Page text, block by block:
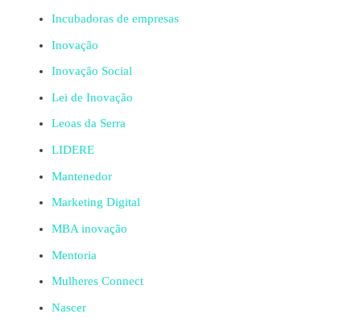
Incubadoras de empresas
Inovação
Inovação Social
Lei de Inovação
Leoas da Serra
LIDERE
Mantenedor
Marketing Digital
MBA inovação
Mentoria
Mulheres Connect
Nascer